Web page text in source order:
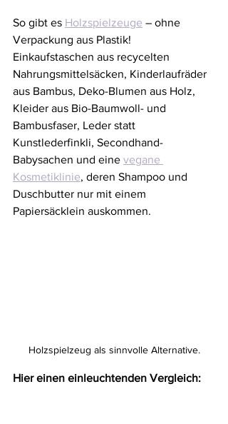
So gibt es Holzspielzeuge – ohne
Verpackung aus Plastik!
Einkaufstaschen aus recycelten
Nahrungsmittelsäcken, Kinderlaufräder
aus Bambus, Deko-Blumen aus Holz,
Kleider aus Bio-Baumwoll- und
Bambusfaser, Leder statt
Kunstlederfinkli, Secondhand-
Babysachen und eine vegane
Kosmetiklinie, deren Shampoo und
Duschbutter nur mit einem
Papiersäcklein auskommen.
Holzspielzeug als sinnvolle Alternative.
Hier einen einleuchtenden Vergleich: